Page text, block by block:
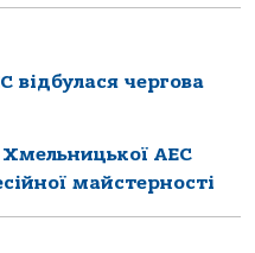
відбулася чергова
АЕС
майстерності